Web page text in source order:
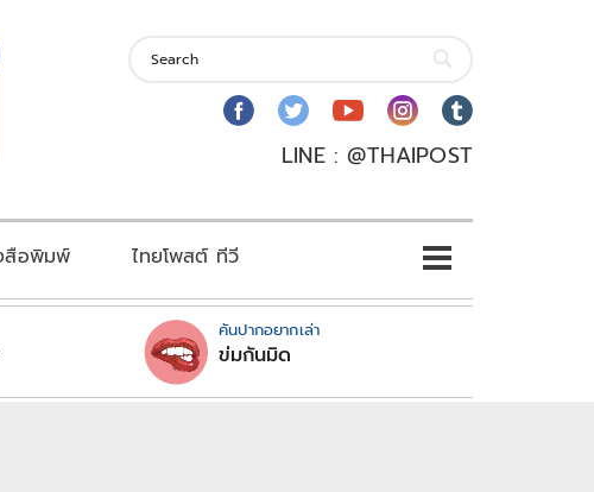
LINE : @THAIPOST
สือพิมพ์ ไทยโพสต์ ทีวี
คันปากอยากเล่า
ข่มกันมิด